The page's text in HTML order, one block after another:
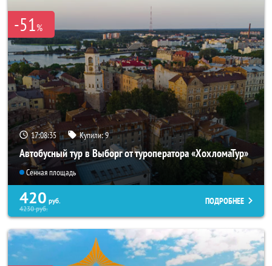
-51%
17:08:33 Купили:9
Автобусный тур в Выборг от туроператора «ХохломаТур»
Сенная площадь
420 руб.
4230руб.
ПОДРОБНЕЕ